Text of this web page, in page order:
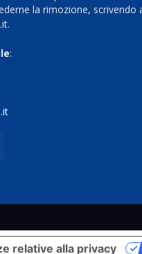
la rimozione, scrivendo
:
relative alla privacy